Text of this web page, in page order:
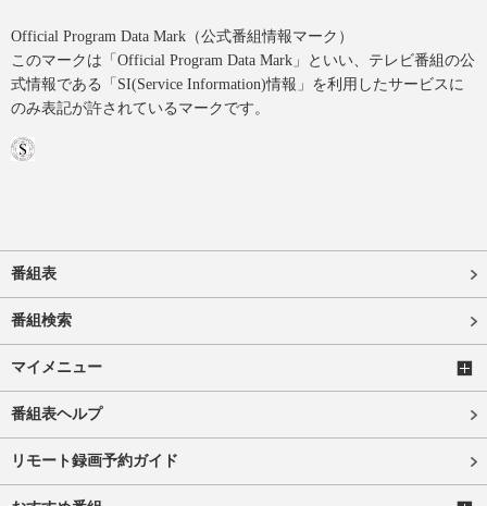
Official Program Data Mark（公式番組情報マーク）
このマークは「Official Program Data Mark」といい、テレビ番組の公
式情報である「SI(Service Information)情報」を利用したサービスに
のみ表記が許されているマークです。
番組表
番組検索
マイメニュー
番組表ヘルプ
リモート録画予約ガイド